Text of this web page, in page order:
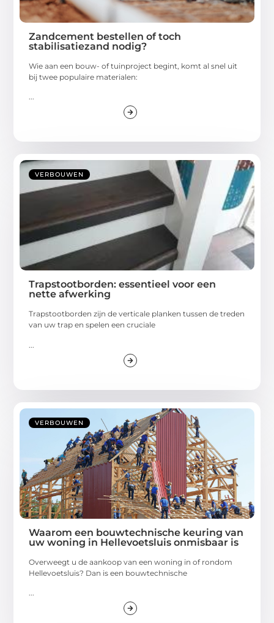
Zandcement bestellen of toch
stabilisatiezand nodig?
Wie aan een bouw- of tuinproject begint, komt al snel uit
bij twee populaire materialen:
...
VERBOUWEN
Trapstootborden: essentieel voor een
nette afwerking
Trapstootborden zijn de verticale planken tussen de treden
van uw trap en spelen een cruciale
VERBOUWEN
Waarom een bouwtechnische keuring van
uw woning in Hellevoetsluis onmisbaar is
Overweegt u de aankoop van een woning in of rondom
Hellevoetsluis? Dan is een bouwtechnische
...